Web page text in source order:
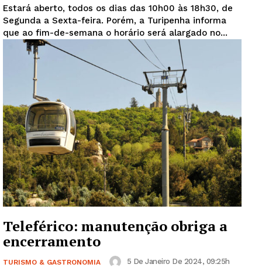
Estará aberto, todos os dias das 10h00 às 18h30, de
Segunda a Sexta-feira. Porém, a Turipenha informa
que ao fim-de-semana o horário será alargado no...
Teleférico: manutenção obriga a
encerramento
TURISMO & GASTRONOMIA 5 De Janeiro De 2024, 09:25h